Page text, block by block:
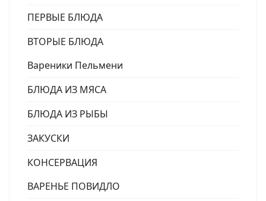
ПЕРВЫЕ БЛЮДА
ВТОРЫЕ БЛЮДА
Вареники Пельмени
БЛЮДА ИЗ МЯСА
БЛЮДА ИЗ РЫБЫ
ЗАКУСКИ
КОНСЕРВАЦИЯ
ВАРЕНЬЕ ПОВИДЛО